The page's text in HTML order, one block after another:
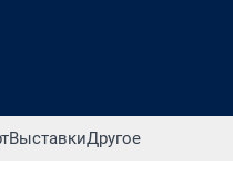
ВыставкиДругое